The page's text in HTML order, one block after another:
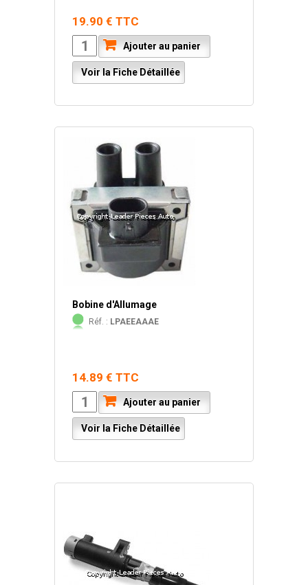
19.90 € TTC
Ajouter au panier
Voir la Fiche Détaillée
Bobine d'Allumage
Réf. : LPAEEAAAE
14.89 € TTC
Ajouter au panier
Voir la Fiche Détaillée